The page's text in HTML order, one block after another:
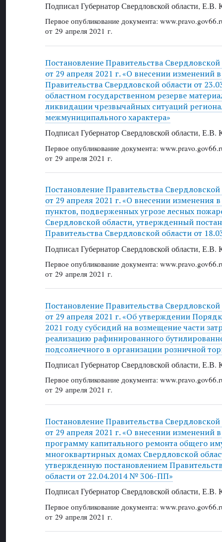
Подписал Губернатор Свердловской области, Е.В.
Первое опубликование документа:
от 29 апреля 2021 г.
Постановление Правительства
от 29 апреля 2021 г. «О внесении изменений
Правительства Свердловской области от
областном государственном резерве
ликвидации чрезвычайных ситуаций
межмуниципального характера»
Подписал Губернатор Свердловской области, Е.В.
Первое опубликование документа:
от 29 апреля 2021 г.
Постановление Правительства
от 29 апреля 2021 г. «О внесении изменения
пунктов, подверженных угрозе лесных
Свердловской области, утвержденный
Правительства Свердловской области от
Подписал Губернатор Свердловской области, Е.В.
Первое опубликование документа:
от 29 апреля 2021 г.
Постановление Правительства
от 29 апреля 2021 г. «Об утверждении
2021 году субсидий на возмещение части
реализацию рафинированного
подсолнечного в организации розничной
Подписал Губернатор Свердловской области, Е.В.
Первое опубликование документа:
от 29 апреля 2021 г.
Постановление Правительства
от 29 апреля 2021 г. «О внесении изменений
программу капитального ремонта общего
многоквартирных домах Свердловской
утвержденную постановлением
области от 22.04.2014 № 306-ПП»
Подписал Губернатор Свердловской области, Е.В.
Первое опубликование документа:
от 29 апреля 2021 г.